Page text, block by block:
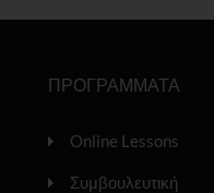
ΠΡΟΓΡΑΜΜΑΤΑ
Online Lessons
Συμβουλευτική